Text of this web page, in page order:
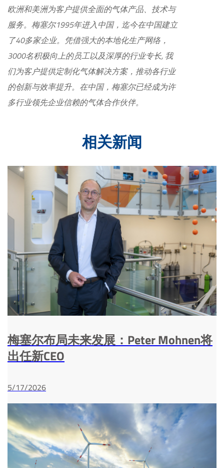
欧洲和美洲为客户提供全面的气体产品、技术与
服务。梅塞尔1995年进入中国，迄今在中国建立
了40多家企业。凭借强大的本地化生产网络，
3000名积极向上的员工以及深厚的行业专长, 我
们为客户提供定制化气体解决方案，推动各行业
的创新与效率提升。在中国，梅塞尔已经成为许
多行业领先企业信赖的气体合作伙伴。
相关新闻
梅塞尔布局未来发展：Peter Mohnen将
出任新CEO
5/17/2026